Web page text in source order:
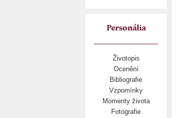
Personália
Životopis
Ocenění
Bibliografie
Vzpomínky
Momenty života
Fotografie